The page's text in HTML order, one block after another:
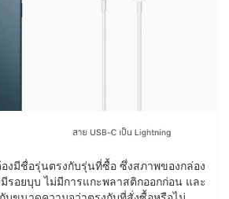
องมีชื่อรุ่นตรงกับรุ่นที่ซื้อ ซึ่งสภาพของกล่อง
มีรอยบุบ ไม่มีการแกะพลาสติกออกก่อน และ